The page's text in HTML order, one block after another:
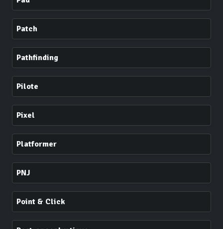
Patch
Pathfinding
Pilote
Pixel
Platformer
PNJ
Point & Click